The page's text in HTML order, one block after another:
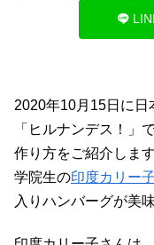
2020年10月15日に日
「ヒルナンデス！」
作り方をご紹介しま
学院生の印度カリー子
入りハンバーグが美